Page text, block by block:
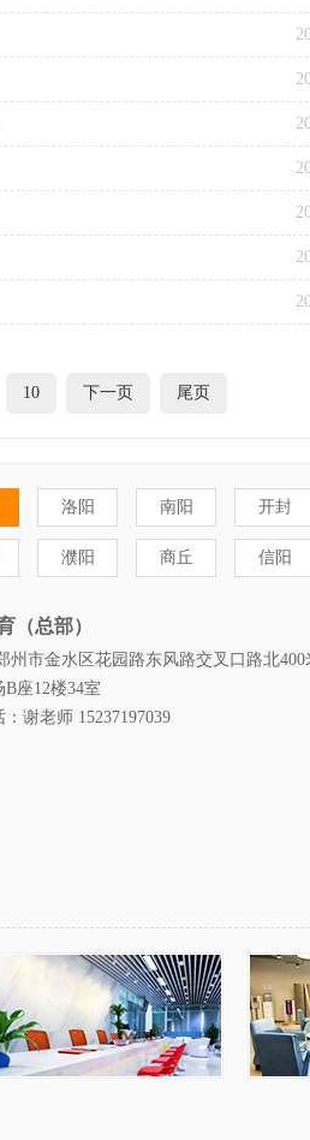
10 下一页 尾页
洛阳 南阳 开封
濮阳 商丘 信阳
（总部）
州市金水区花园路东风路交叉口路北400
座12楼34室
谢老师 15237197039